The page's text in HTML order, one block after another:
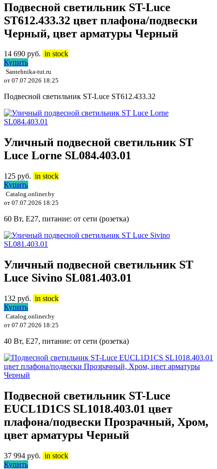
Подвесной светильник ST-Luce
ST612.433.32 цвет плафона/подвески
Черный, цвет арматуры Черный
14 690 руб. in stock
Купить
Santehnika-tut.ru
от 07.07.2026 18:25
Подвесной светильник ST-Luce ST612.433.32
Уличный подвесной светильник ST
Luce Lorne SL084.403.01
125 руб. in stock
Купить
Catalog.onliner.by
от 07.07.2026 18:25
60 Вт, E27, питание: от сети (розетка)
Уличный подвесной светильник ST
Luce Sivino SL081.403.01
132 руб. in stock
Купить
Catalog.onliner.by
от 07.07.2026 18:25
40 Вт, E27, питание: от сети (розетка)
Подвесной светильник ST-Luce
EUCL1D1CS SL1018.403.01 цвет
плафона/подвески Прозрачный, Хром,
цвет арматуры Черный
37 994 руб. in stock
Купить